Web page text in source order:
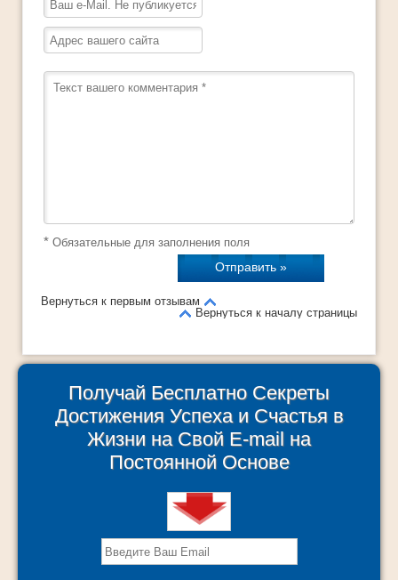
* Обязательные для заполнения поля
Вернуться к первым отзывам
Вернуться к началу страницы
Получай Бесплатно Секреты
Достижения Успеха и Счастья в
Жизни на Свой E-mail на
Постоянной Основе